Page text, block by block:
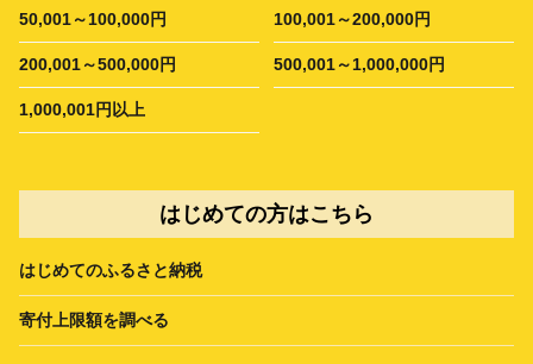
50,001～100,000円 100,001～200,000円
200,001～500,000円 500,001～1,000,000円
1,000,001円以上
はじめての方はこちら
はじめてのふるさと納税
寄付上限額を調べる